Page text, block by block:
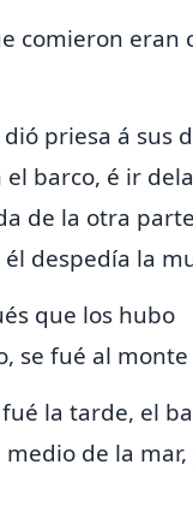
comieron eran
dió priesa á sus
el barco, é ir
de la otra
despedía la
que los hubo
se fué al monte
la tarde, el
de la mar,